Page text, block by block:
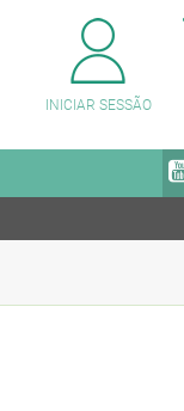
INICIAR SESSÃO